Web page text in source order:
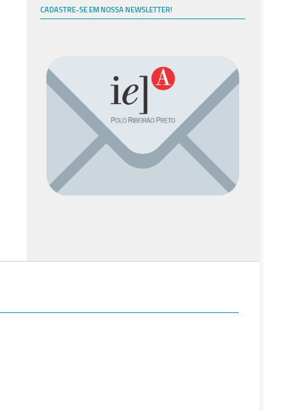
CADASTRE-SE EM NOSSA NEWSLETTER!